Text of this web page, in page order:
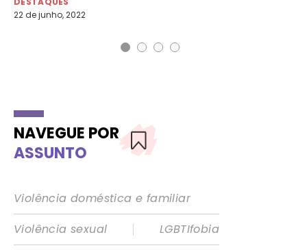
22 de junho, 2022
NAVEGUE POR
ASSUNTO
Violência doméstica e familiar
Violência sexual
| LGBTIfobia